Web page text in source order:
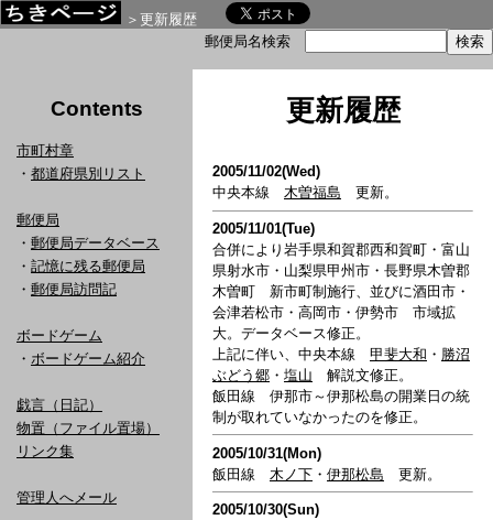
＞更新履歴
郵便局名検索
Contents
市町村章
・ 都道府県別リスト
郵便局
・ 郵便局データベース
・ 記憶に残る郵便局
・ 郵便局訪問記
ボードゲーム
・ ボードゲーム紹介
戯言（日記）
物置（ファイル置場）
リンク集
管理人へメール
更新履歴
2005/11/02(Wed)
中央本線 木曽福島 更新。
2005/11/01(Tue)
合併により岩手県和賀郡西和賀町・富山
県射水市・山梨県甲州市・長野県木曽郡
木曽町 新市町制施行、並びに酒田市・
会津若松市・高岡市・伊勢市 市域拡
大。データベース修正。
上記に伴い、中央本線 甲斐大和 ・ 勝沼
ぶどう郷 ・ 塩山 解説文修正。
飯田線 伊那市～伊那松島の開業日の統
制が取れていなかったのを修正。
2005/10/31(Mon)
飯田線 木ノ下 ・ 伊那松島 更新。
2005/10/30(Sun)